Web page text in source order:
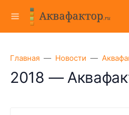
Главная Новости
2018 —